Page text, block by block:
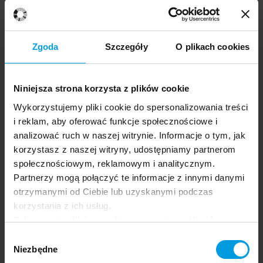
Zgoda Szczegóły O plikach cookies
Niniejsza strona korzysta z plików cookie
Wykorzystujemy pliki cookie do spersonalizowania treści
i reklam, aby oferować funkcje społecznościowe i
analizować ruch w naszej witrynie. Informacje o tym, jak
korzystasz z naszej witryny, udostępniamy partnerom
społecznościowym, reklamowym i analitycznym.
Partnerzy mogą połączyć te informacje z innymi danymi
otrzymanymi od Ciebie lub uzyskanymi podczas
korzystania z ich usług.
Odrzucenie plików cookie może uniemożliwić
oferowanych na naszej stronie, w tym m.in. z
zgody
Niezbędne
Body and mind Frontiers of Psychology
Paweł
Holas